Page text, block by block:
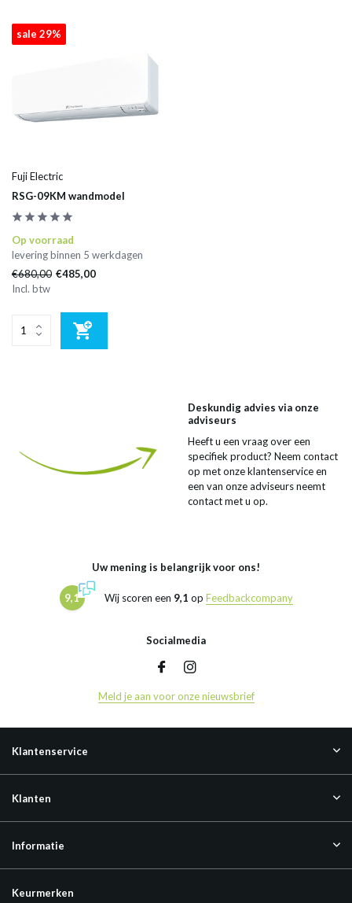
sale 29%
Fuji Electric
RSG-09KM wandmodel
Op voorraad
levering binnen 5 werkdagen
€680,00 €485,00
Incl. btw
Deskundig advies via onze
adviseurs
Heeft u een vraag over een
specifiek product? Neem contact
op met onze klantenservice en
een van onze adviseurs neemt
contact met u op.
Uw mening is belangrijk voor ons!
9,1 Wij scoren een 9,1 op Feedbackcompany
Socialmedia
Meld je aan voor onze nieuwsbrief
Klantenservice
Klanten
Informatie
Keurmerken